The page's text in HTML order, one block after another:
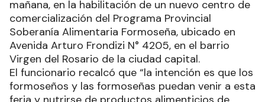
mañana, en la habilitación de un nuevo centro de
comercialización del Programa Provincial
Soberanía Alimentaria Formoseña, ubicado en
Avenida Arturo Frondizi N° 4205, en el barrio
Virgen del Rosario de la ciudad capital.
El funcionario recalcó que “la intención es que los
formoseños y las formoseñas puedan venir a esta